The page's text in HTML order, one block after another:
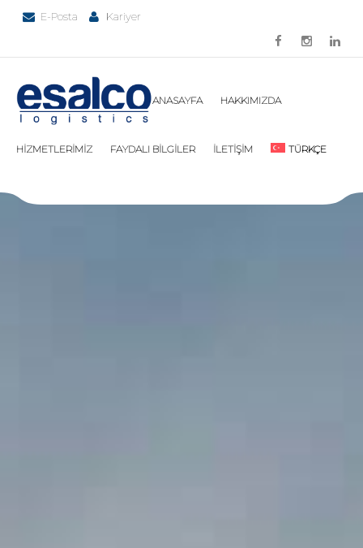
E-Posta Kariyer
ANASAYFA HAKKIMIZDA
HİZMETLERİMİZ FAYDALI BİLGİLER İLETİŞİM TÜRKÇE